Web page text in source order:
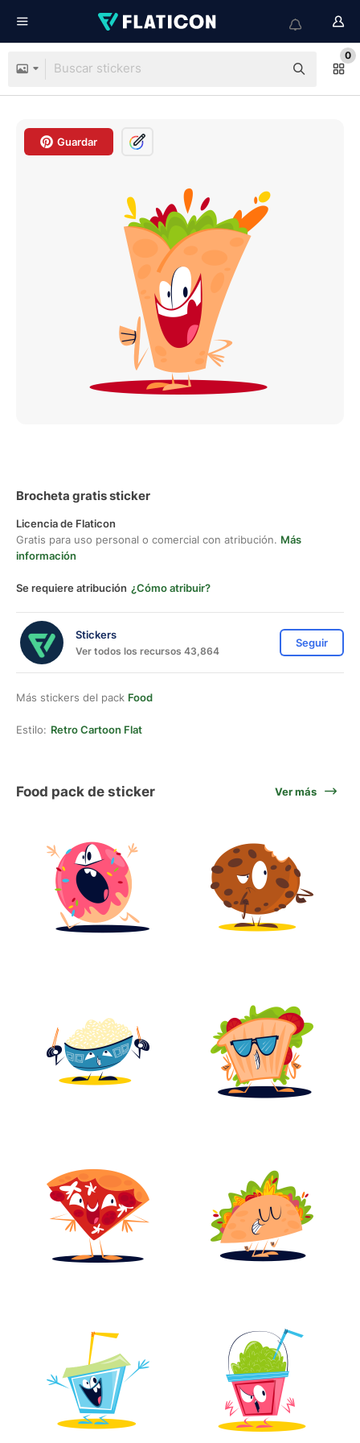
0
Guardar
Brocheta gratis sticker
Licencia de Flaticon
Gratis para uso personal o comercial con atribución. Más
información
Se requiere atribución ¿Cómo atribuir?
Stickers
Ver todos los recursos 43,864
Seguir
Más stickers del pack Food
Estilo: Retro Cartoon Flat
Food pack de sticker Ver más